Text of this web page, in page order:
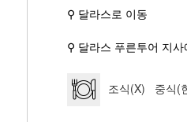
⚲ 달라스로 이동
⚲ 달라스 푸른투어 지
조식(X) 중식(